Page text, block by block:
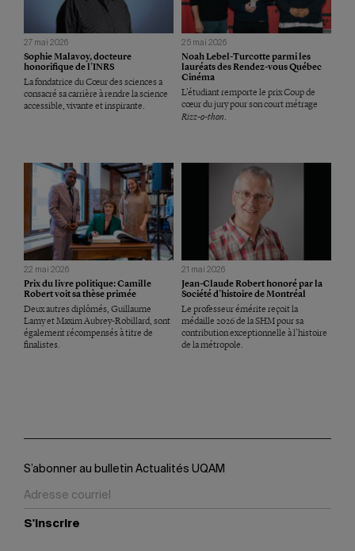
27 mai 2026
Sophie Malavoy, docteure
honorifique de l’INRS
La fondatrice du Cœur des sciences a
consacré sa carrière à rendre la science
accessible, vivante et inspirante.
25 mai 2026
Noah Lebel-Turcotte parmi les
lauréats des Rendez-vous Québec
Cinéma
L’étudiant remporte le prix Coup de
cœur du jury pour son court métrage
Rizz-o-thon.
22 mai 2026
Prix du livre politique: Camille
Robert voit sa thèse primée
Deux autres diplômés, Guillaume
Lamy et Maxim Aubrey-Robillard, sont
également récompensés à titre de
finalistes.
21 mai 2026
Jean-Claude Robert honoré par la
Société d’histoire de Montréal
Le professeur émérite reçoit la
médaille 2026 de la SHM pour sa
contribution exceptionnelle à l’histoire
de la métropole.
S’abonner au bulletin Actualités UQAM
S'inscrire